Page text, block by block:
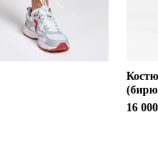
16